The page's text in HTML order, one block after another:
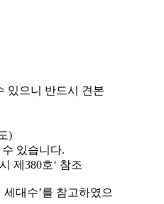
있으니 반드시 견본
)
있습니다.
제380호‘ 참조
대수’를 참고하였으